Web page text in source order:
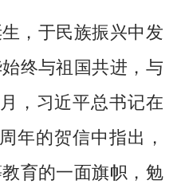
，于民族振兴中发
终与祖国共进，与
，习近平总书记在
年的贺信中指出，
育的一面旗帜，勉